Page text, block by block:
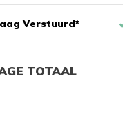
Verstuurd*
TOTAAL